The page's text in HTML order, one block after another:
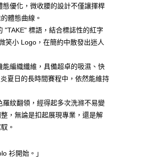
訂單成立後會自動跳轉到大哥付的交易
的期數、繳款截止日，確認付款後即
額請依後續交易確認頁面所載為準。
交易或遇審核未通過，訂單將自動取
表示未達大哥付你分期系統評分，恕
付你分期」於每月結算日後寄送繳費提
「超商條碼／台灣大直營門市／銀行轉
才付款」的支付方式。 讓您購物簡單
卡、不需儲值。
證，即可結帳。
付款。
付」後，將跳轉至「AFTEE先享後
優化，微收腰的設計不僅讓揮桿
體態曲線。
"TAKE" 標語，結合標誌性的紅字
笑小 Logo，在簡約中散發出迷人
編織纖維，具備超卓的吸濕、快
夏日的長時間賽程中，依然能維持
紋翻領，經得起多次洗滌不易變
，無論是扣起展現專業，還是解
。
衫開始。」